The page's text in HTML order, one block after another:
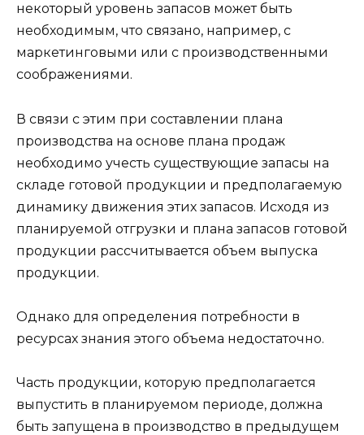
некоторый уровень запасов может быть
необходимым, что связано, например, с
маркетинговыми или с производственными
соображениями.
В связи с этим при составлении плана
производства на основе плана продаж
необходимо учесть существующие запасы на
складе готовой продукции и предполагаемую
динамику движения этих запасов. Исходя из
планируемой отгрузки и плана запасов готовой
продукции рассчитывается объем выпуска
продукции.
Однако для определения потребности в
ресурсах знания этого объема недостаточно.
Часть продукции, которую предполагается
выпустить в планируемом периоде, должна
быть запущена в производство в предыдущем